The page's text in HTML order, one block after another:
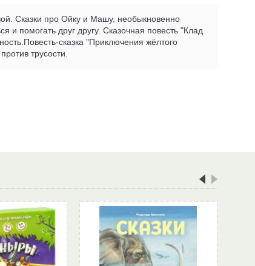
Сказки про Ойку и Машу, необыкновенно
помогать друг другу. Сказочная повесть "Клад
сказка "Приключения жёлтого
трусости.